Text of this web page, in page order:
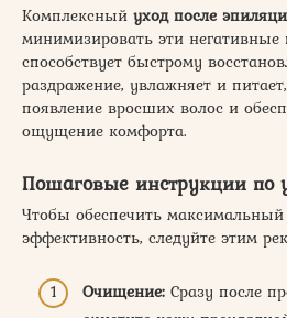
Комплексный уход после
минимизировать эти негативные
способствует быстрому
раздражение, увлажняет и
появление вросших волос и
ощущение комфорта.
Пошаговые инструкции по
Чтобы обеспечить
эффективность, следуйте этим
Очищение: Сразу после